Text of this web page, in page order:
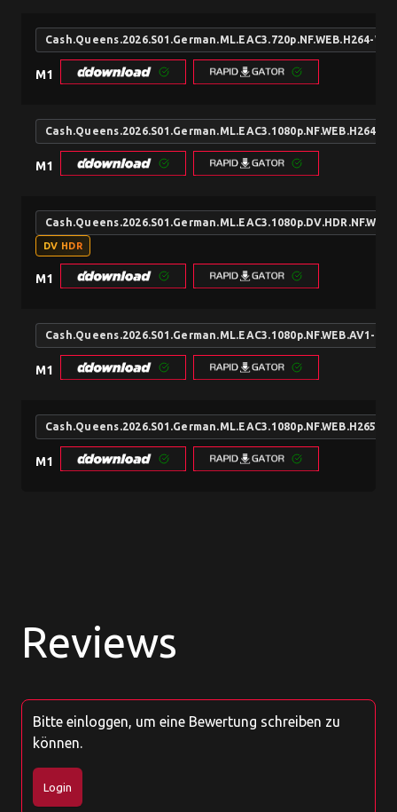
Cash.Queens.2026.S01.German.ML.EAC3.720p.NF.WEB.H264-
M1
Cash.Queens.2026.S01.German.ML.EAC3.1080p.NF.WEB.H264-
M1
DV HDR
M1
Cash.Queens.2026.S01.German.ML.EAC3.1080p.NF.WEB.AV1-
M1
Cash.Queens.2026.S01.German.ML.EAC3.1080p.NF.WEB.H265-
M1
Reviews
Bitte einloggen, um eine Bewertung schreiben zu
können.
Login